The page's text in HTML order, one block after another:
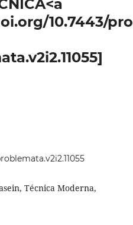
10.7443/
Técnica Moderna,